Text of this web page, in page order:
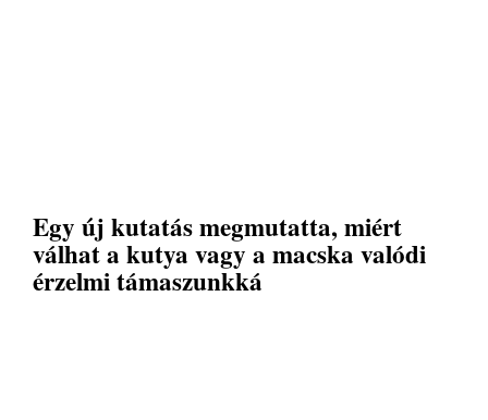
Egy új kutatás megmutatta, miért
válhat a kutya vagy a macska valódi
érzelmi támaszunkká